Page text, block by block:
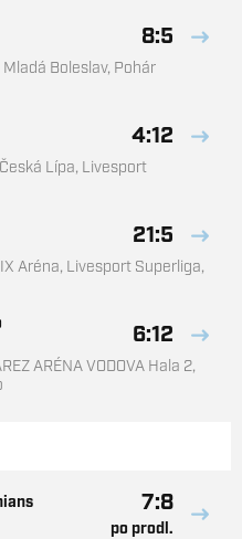
8:5
Mladá Boleslav, Pohár
4:12
Lípa, Livesport
21:5
Aréna, Livesport Superliga,
6:12
ARÉNA VODOVA Hala 2,
7:8
po prodl.